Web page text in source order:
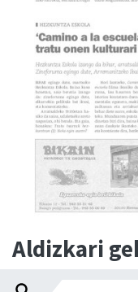
Aldizkari